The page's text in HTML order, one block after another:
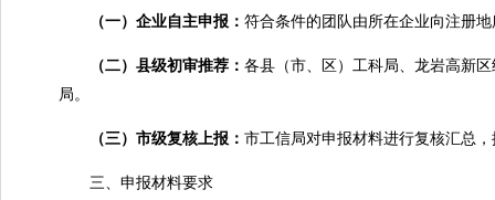
（一）企业自主申报： 符合条件的团队由所在企业向注册
（二）县级初审推荐： 各县（市、区）工科局、龙岩高新
局。
（三）市级复核上报： 市工信局对申报材料进行复核汇总
三、申报材料要求